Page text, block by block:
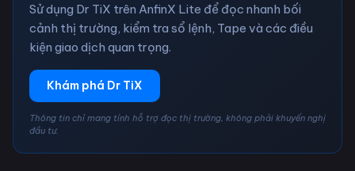
Sử dụng Dr TiX trên AnfinX Lite để đọc nhanh bối
cảnh thị trường, kiểm tra sổ lệnh, Tape và các điều
kiện giao dịch quan trọng.
Khám phá Dr TiX
Thông tin chỉ mang tính hỗ trợ đọc thị trường, không phải khuyến nghị
đầu tư.